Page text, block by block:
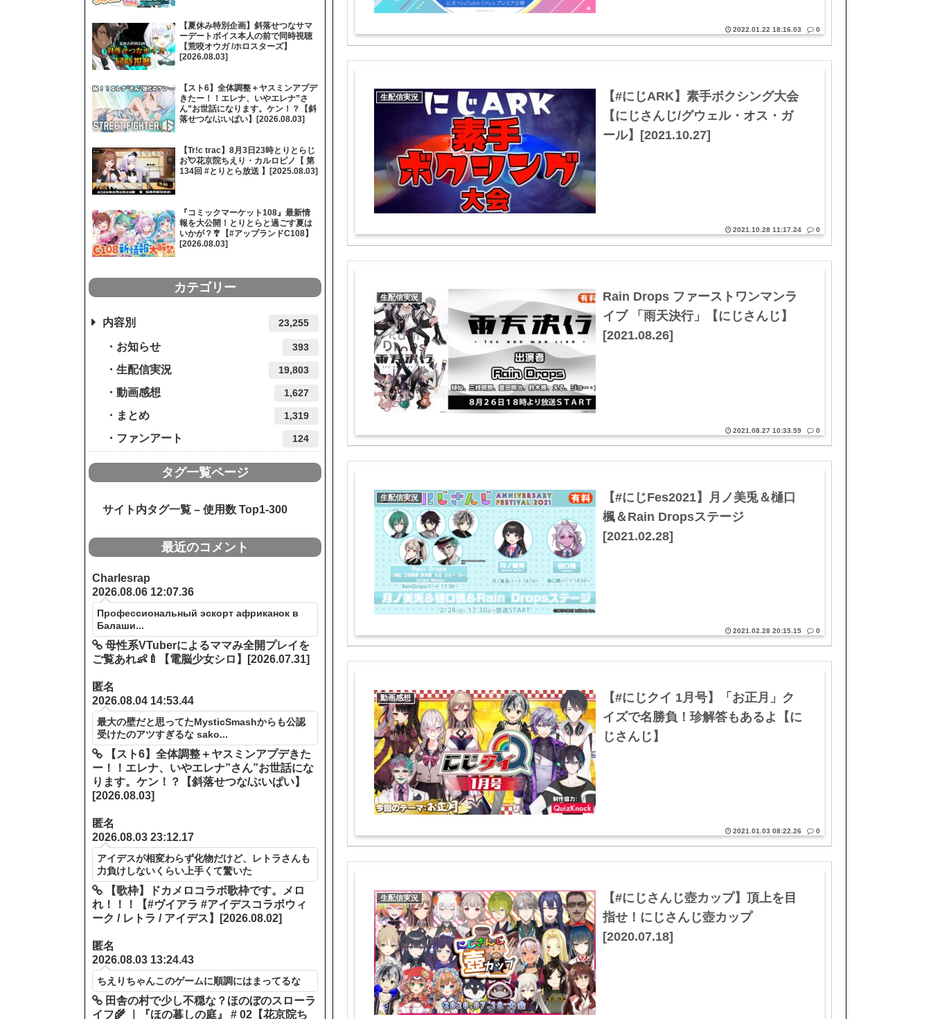
2022.01.22 18:16.03 0
生配信実況
【#にじARK】素手ボクシング大会
【にじさんじ/グウェル・オス・ガ
ール】[2021.10.27]
2021.10.28 11:17.24 0
生配信実況
Rain Drops ファーストワンマンラ
イブ 「雨天決行」【にじさんじ】
[2021.08.26]
2021.08.27 10:33.59 0
生配信実況
【#にじFes2021】月ノ美兎＆樋口
楓＆Rain Dropsステージ
[2021.02.28]
2021.02.28 20:15.15 0
動画感想
【#にじクイ 1月号】「お正月」ク
イズで名勝負！珍解答もあるよ【に
じさんじ】
2021.01.03 08:22.26 0
生配信実況
【#にじさんじ壺カップ】頂上を目
指せ！にじさんじ壺カップ
[2020.07.18]
【夏休み特別企画】斜落せつなサマ
ーデートボイス本人の前で同時視聴
【荒咬オウガ /ホロスターズ】
[2026.08.03]
【スト6】全体調整＋ヤスミンアプデ
きたー！！エレナ、いやエレナ”さ
ん”お世話になります。ケン！？【斜
落せつな/ぶいぱい】[2026.08.03]
【Tr!c trac】8月3日23時とりとらじ
お💘花京院ちえり・カルロピノ【 第
134回 #とりとら放送 】[2025.08.03]
『コミックマーケット108』最新情
報を大公開！とりとらと過ごす夏は
いかが？🎐【#アップランドC108】
[2026.08.03]
カテゴリー
内容別 23,255
お知らせ 393
生配信実況 19,803
動画感想 1,627
まとめ 1,319
ファンアート 124
タグ一覧ページ
サイト内タグ一覧 – 使用数 Top1-300
最近のコメント
Charlesrap
2026.08.06 12:07.36
Профессиональный эскорт африканок в
Балаши...
母性系VTuberによるママみ全開プレイを
ご覧あれ👶🍼【電脳少女シロ】[2026.07.31]
匿名
2026.08.04 14:53.44
最大の壁だと思ってたMysticSmashからも公認
受けたのアツすぎるな sako...
【スト6】全体調整＋ヤスミンアプデきた
ー！！エレナ、いやエレナ”さん”お世話にな
ります。ケン！？【斜落せつな/ぶいぱい】
[2026.08.03]
匿名
2026.08.03 23:12.17
アイデスが相変わらず化物だけど、レトラさんも
力負けしないくらい上手くて驚いた
【歌枠】ドカメロコラボ歌枠です。メロ
れ！！！【#ヴイアラ #アイデスコラボウィ
ーク / レトラ / アイデス】[2026.08.02]
匿名
2026.08.03 13:24.43
ちえりちゃんこのゲームに順調にはまってるな
田舎の村で少し不穏な？ほのぼのスローラ
イフ🌾 ｜『ほの暮しの庭』 # 02【花京院ち